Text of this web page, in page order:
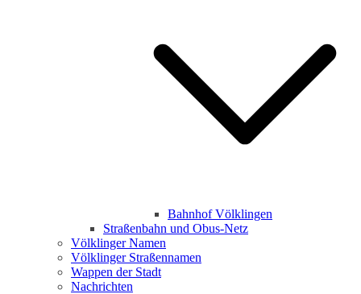
Bahnhof Völklingen
Straßenbahn und Obus-Netz
Völklinger Namen
Völklinger Straßennamen
Wappen der Stadt
Nachrichten